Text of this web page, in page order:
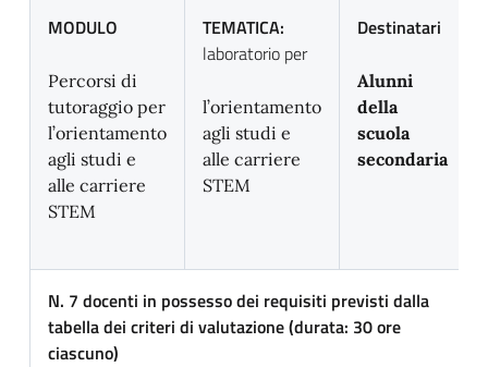
MODULO
Percorsi di
tutoraggio per
l’orientamento
agli studi e
alle carriere
STEM
TEMATICA:
laboratorio per
l’orientamento
agli studi e
alle carriere
STEM
Destinatari
Alunni
della
scuola
secondaria
N. 7 docenti in possesso dei requisiti previsti dalla
tabella dei criteri di valutazione (durata: 30 ore
ciascuno)